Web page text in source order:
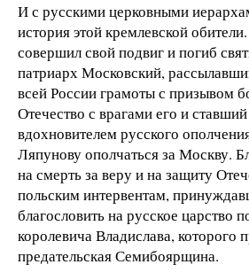
И с русскими церковными
история этой кремлевской
совершил свой подвиг и погиб
патриарх Московский,
всей России грамоты с призывом
Отечество с врагами его и
вдохновителем русского
Ляпунову ополчаться за Москву.
на смерть за веру и на защиту
польским интервентам,
благословить на русское царство
королевича Владислава, которого
предательская Семибоярщина.